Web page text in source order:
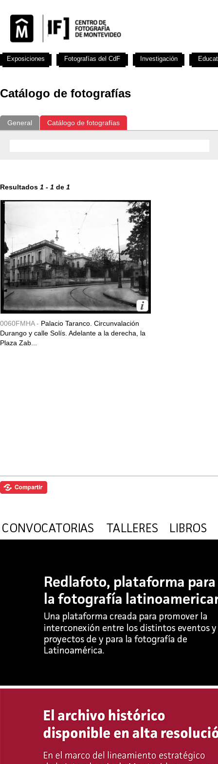
Catálogo de fotografías
General Catálogo de fotografías
Resultados 1 - 1 de 1
0060FMHA - Palacio Taranco. Circunvalación
Durango y calle Solís. Adelante a la derecha, la
Plaza Zab...
Exposiciones Fotografías del CdF Investigación